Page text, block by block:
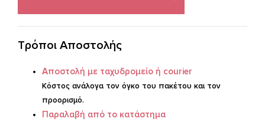
Τρόποι Αποστολής
Aποστoλή με ταχυδρομείο ή courier
Κόστος ανάλογα τον όγκο του πακέτου και τον
προορισμό.
Παραλαβή από το κατάστημα